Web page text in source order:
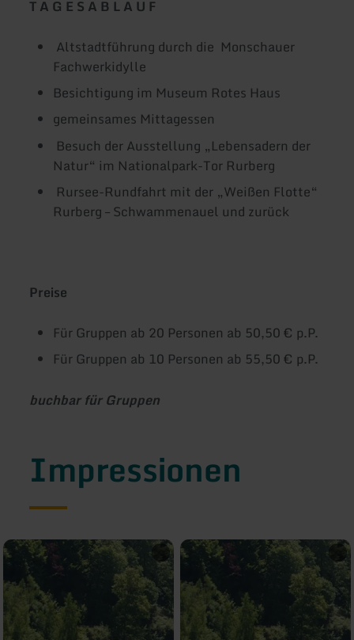
T A G E S A B L A U F
Altstadtführung durch die Monschauer
Fachwerkidylle
Besichtigung im Museum Rotes Haus
gemeinsames Mittagessen
Besuch der Ausstellung „Lebensadern der
Natur“ im Nationalpark-Tor Rurberg
Rursee-Rundfahrt mit der „Weißen Flotte“
Rurberg – Schwammenauel und zurück
Preise
Für Gruppen ab 20 Personen ab 50,50 € p.P.
Für Gruppen ab 10 Personen ab 55,50 € p.P.
buchbar für Gruppen
Impressionen